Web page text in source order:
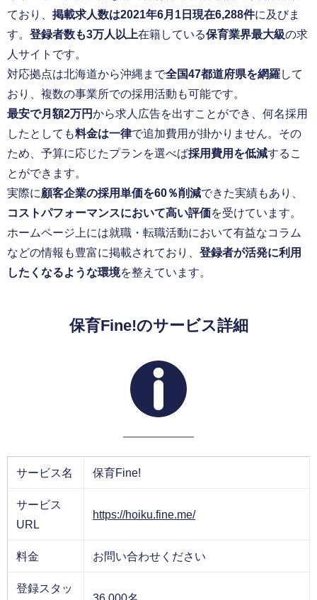
ており、 掲載求人数は2021年6月1日現在6,288件に及びま
す。 登録者数も3万人以上在籍している保育業界最大級の求
人サイトです。
対応拠点は北海道から沖縄まで全国47都道府県を網羅して
おり、複数の事業所での採用活動も可能です。
最安で月額2万円から求人広告を出すことができ、何名採用
したとしても料金は一律で追加費用が掛かりません。その
ため、予算に応じたプランを選べば採用費用を低減するこ
とができます。
実際に顧客企業の採用単価を60％削減できた実績もあり、
コストパフォーマンスにおいて高い評価を受けています。
ホームページ上には就職・転職活動において有益なコラム
などの情報も豊富に掲載されており、 登録者が活発に利用
したくなるような環境を整えています。
保育Fine!のサービス詳細
サービス名 保育Fine!
サービス
URL
https://hoiku.fine.me/
料金 お問い合わせください
登録スタッ